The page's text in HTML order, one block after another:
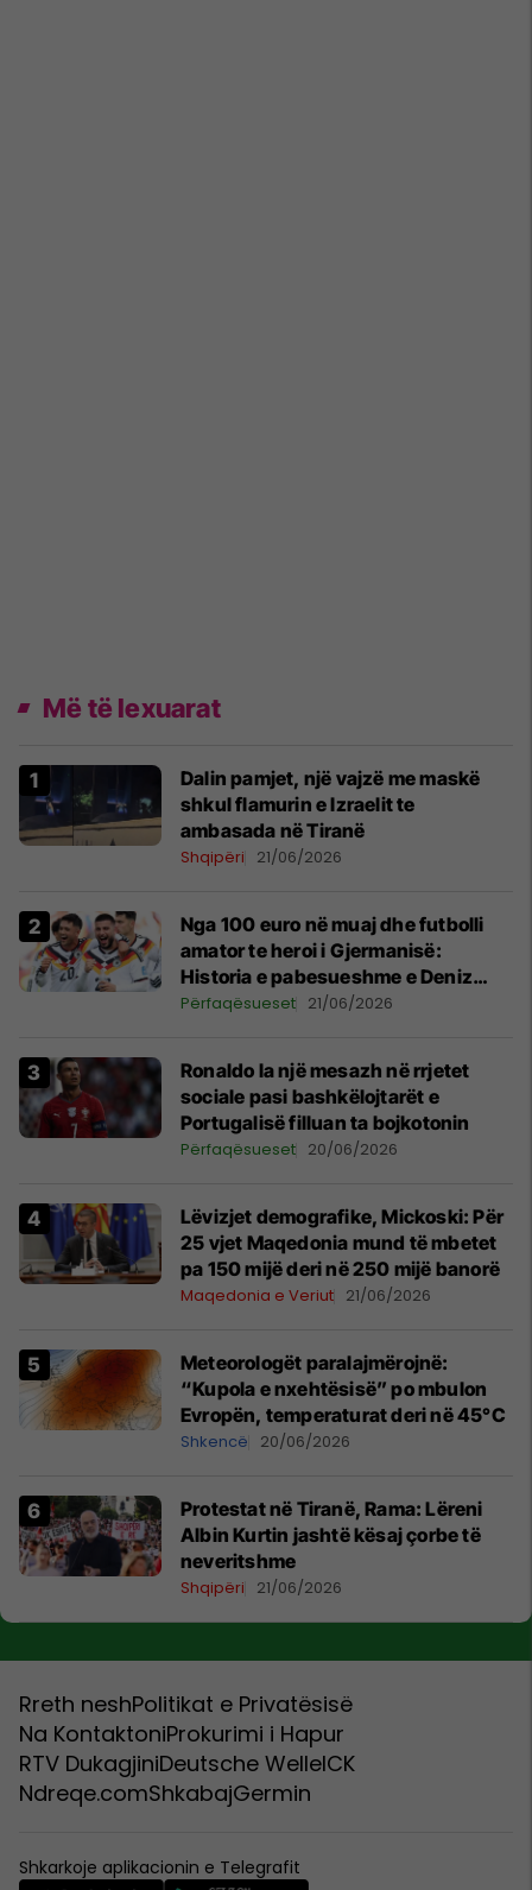
Më të lexuarat
Dalin pamjet, një vajzë me maskë
shkul flamurin e Izraelit te
ambasada në Tiranë
Shqipëri 21/06/2026
Nga 100 euro në muaj dhe futbolli
amator te heroi i Gjermanisë:
Historia e pabesueshme e Deniz
Undav që refuzoi të dorëzohej
Përfaqësueset 21/06/2026
Ronaldo la një mesazh në rrjetet
sociale pasi bashkëlojtarët e
Portugalisë filluan ta bojkotonin
Përfaqësueset 20/06/2026
Lëvizjet demografike, Mickoski: Për
25 vjet Maqedonia mund të mbetet
pa 150 mijë deri në 250 mijë banorë
Maqedonia e Veriut 21/06/2026
Meteorologët paralajmërojnë:
“Kupola e nxehtësisë” po mbulon
Evropën, temperaturat deri në 45°C
Shkencë 20/06/2026
Protestat në Tiranë, Rama: Lëreni
Albin Kurtin jashtë kësaj çorbe të
neveritshme
Shqipëri 21/06/2026
Rreth neshPolitikat e Privatësisë
Na KontaktoniProkurimi i Hapur
RTV DukagjiniDeutsche WelleICK
Ndreqe.comShkabajGermin
Shkarkoje aplikacionin e Telegrafit